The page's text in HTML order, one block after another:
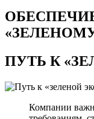
ПУТЬ К
Компании